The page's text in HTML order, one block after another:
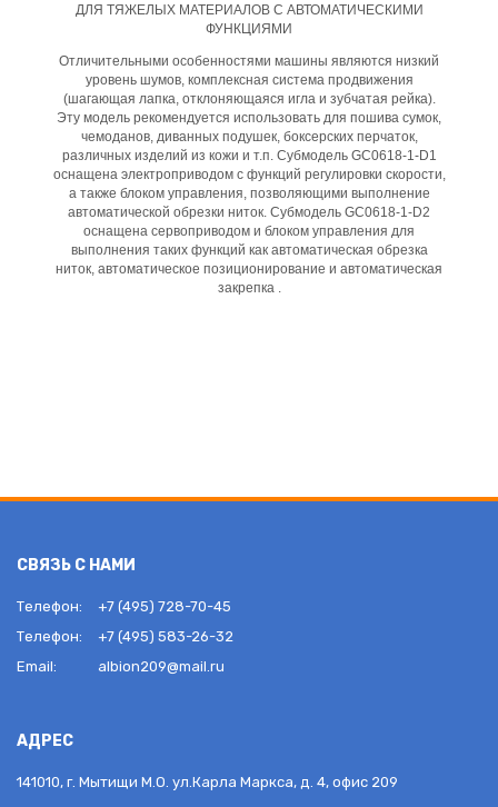
ДЛЯ ТЯЖЕЛЫХ МАТЕРИАЛОВ С АВТОМАТИЧЕСКИМИ
ФУНКЦИЯМИ
Отличительными особенностями машины являются низкий
уровень шумов, комплексная система продвижения
(шагающая лапка, отклоняющаяся игла и зубчатая рейка).
Эту модель рекомендуется использовать для пошива сумок,
чемоданов, диванных подушек, боксерских перчаток,
различных изделий из кожи и т.п. Субмодель GC0618-1-D1
оснащена электроприводом с функций регулировки скорости,
а также блоком управления, позволяющими выполнение
автоматической обрезки ниток. Субмодель GC0618-1-D2
оснащена сервоприводом и блоком управления для
выполнения таких функций как автоматическая обрезка
ниток, автоматическое позиционирование и автоматическая
закрепка .
СВЯЗЬ С НАМИ
Телефон:
+7 (495) 728-70-45
Телефон:
+7 (495) 583-26-32
Email:
albion209@mail.ru
АДРЕС
141010, г. Мытищи М.О. ул.Карла Маркса, д. 4, офис 209